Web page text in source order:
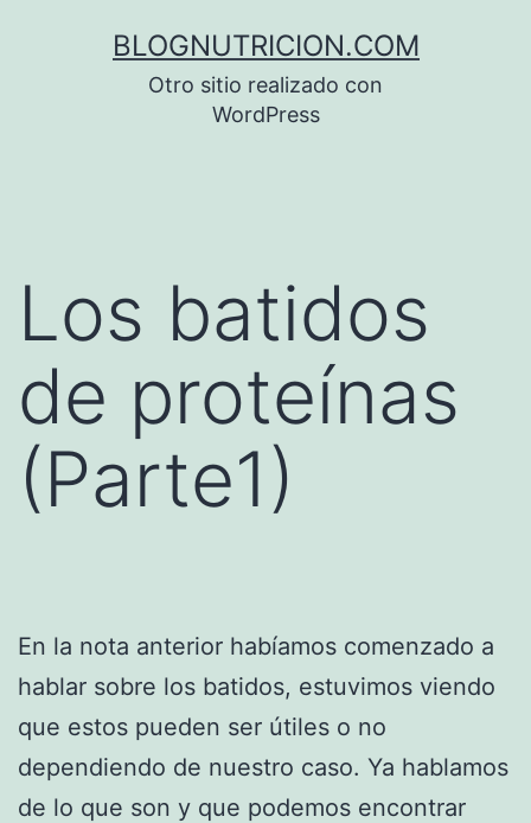
BLOGNUTRICION.COM
Otro sitio realizado con
WordPress
Los batidos
de proteínas
(Parte1)
En la nota anterior habíamos comenzado a
hablar sobre los batidos, estuvimos viendo
que estos pueden ser útiles o no
dependiendo de nuestro caso. Ya hablamos
de lo que son y que podemos encontrar